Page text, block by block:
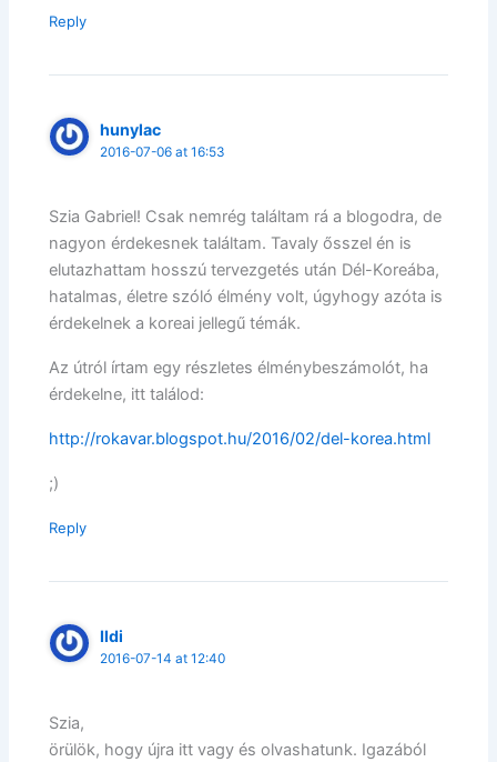
Reply
hunylac
2016-07-06 at 16:53
Szia Gabriel! Csak nemrég találtam rá a blogodra, de
nagyon érdekesnek találtam. Tavaly ősszel én is
elutazhattam hosszú tervezgetés után Dél-Koreába,
hatalmas, életre szóló élmény volt, úgyhogy azóta is
érdekelnek a koreai jellegű témák.
Az útról írtam egy részletes élménybeszámolót, ha
érdekelne, itt találod:
http://rokavar.blogspot.hu/2016/02/del-korea.html
;)
Reply
Ildi
2016-07-14 at 12:40
Szia,
örülök, hogy újra itt vagy és olvashatunk. Igazából